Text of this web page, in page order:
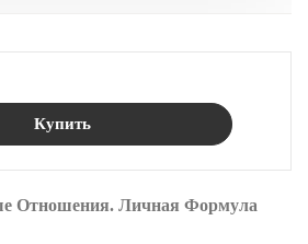
Купить
Отношения. Личная Формула